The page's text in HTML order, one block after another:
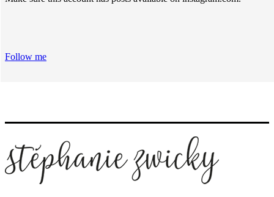
Follow me